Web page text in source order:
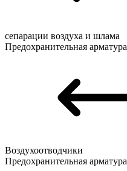
сепарации воздуха и шлама
Предохранительная арматура
Воздухоотводчики
Предохранительная арматура